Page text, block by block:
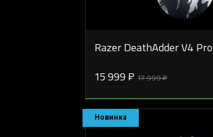
Razer DeathAdder V4
15 999 ₽ 17 999 ₽
Новинка